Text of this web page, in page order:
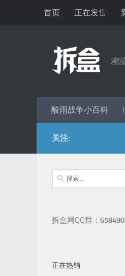
跳至内容首页 正在发售
潮
酸雨战争小百科
关注:
搜
索：
拆盒网QQ群：
正在热销